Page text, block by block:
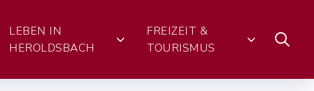
LEBEN IN
HEROLDSBACH
FREIZEIT &
TOURISMUS